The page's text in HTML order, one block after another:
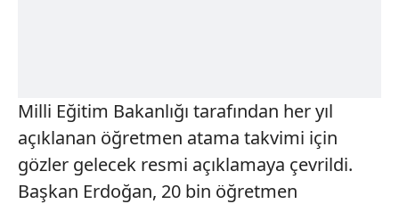
Milli Eğitim Bakanlığı tarafından her yıl
açıklanan öğretmen atama takvimi için
gözler gelecek resmi açıklamaya çevrildi.
Başkan Erdoğan, 20 bin öğretmen